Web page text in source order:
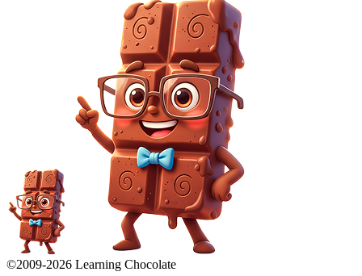
©2009-2026 Learning Chocolate